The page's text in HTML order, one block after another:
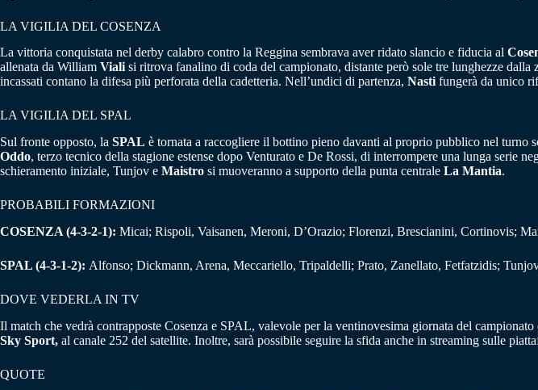
LA VIGILIA DEL COSENZA
La vittoria conquistata nel derby calabro contro la Reggina sembrava aver ridato slancio e fiducia al
allenata da William Vialisi ritrova fanalino di coda del campionato, distante però sole tre lunghezze
incassati contano la difesa più perforata della cadetteria. Nell’undici di partenza, Nastifungerà da unico
LA VIGILIA DEL SPAL
Sul fronte opposto, la SPAL è tornata a raccogliere il bottino pieno davanti al proprio pubblico nel turno
Oddo, terzo tecnico della stagione estense dopo Venturato e De Rossi, di interrompere una lunga serie
schieramento iniziale, Tunjov e Maistro si muoveranno a supporto della punta centrale La Mantia.
PROBABILI FORMAZIONI
COSENZA (4-3-2-1): Micai; Rispoli, Vaisanen, Meroni, D’Orazio; Florenzi, Brescianini, Cortinovis;
SPAL (4-3-1-2): Alfonso; Dickmann, Arena, Meccariello, Tripaldelli; Prato, Zanellato, Fetfatzidis;
DOVE VEDERLA IN TV
Il match che vedrà contrapposte Cosenza e SPAL, valevole per la ventinovesima giornata del campionato
Sky Sport, al canale 252 del satellite. Inoltre, sarà possibile seguire la sfida anche in streaming sulle
QUOTE